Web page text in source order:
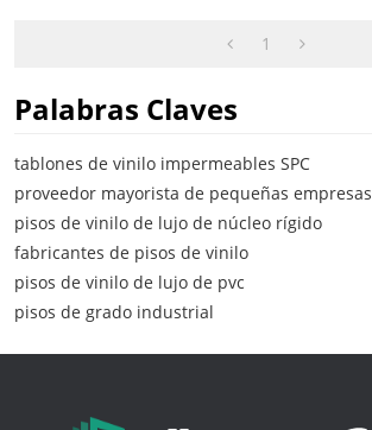
1
Palabras Claves
tablones de vinilo impermeables SPC
proveedor mayorista de pequeñas empresas
pisos de vinilo de lujo de núcleo rígido
fabricantes de pisos de vinilo
pisos de vinilo de lujo de pvc
pisos de grado industrial